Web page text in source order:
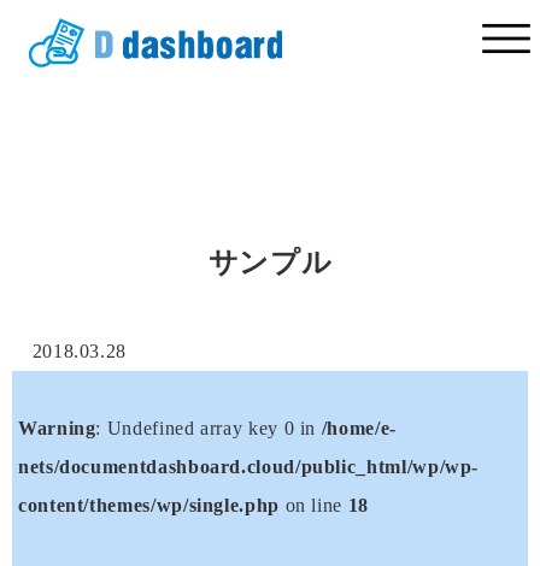
サンプル
2018.03.28
Warning: Undefined array key 0 in /home/e-
nets/documentdashboard.cloud/public_html/wp/wp-
content/themes/wp/single.php on line 18